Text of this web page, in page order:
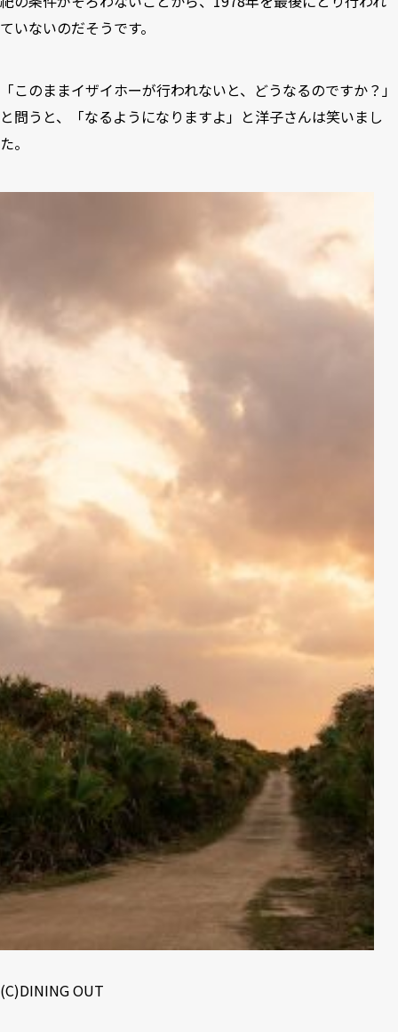
ていないのだそうです。
「このままイザイホーが行われないと、どうなるのですか？」
と問うと、「なるようになりますよ」と洋子さんは笑いまし
た。
(C)DINING OUT